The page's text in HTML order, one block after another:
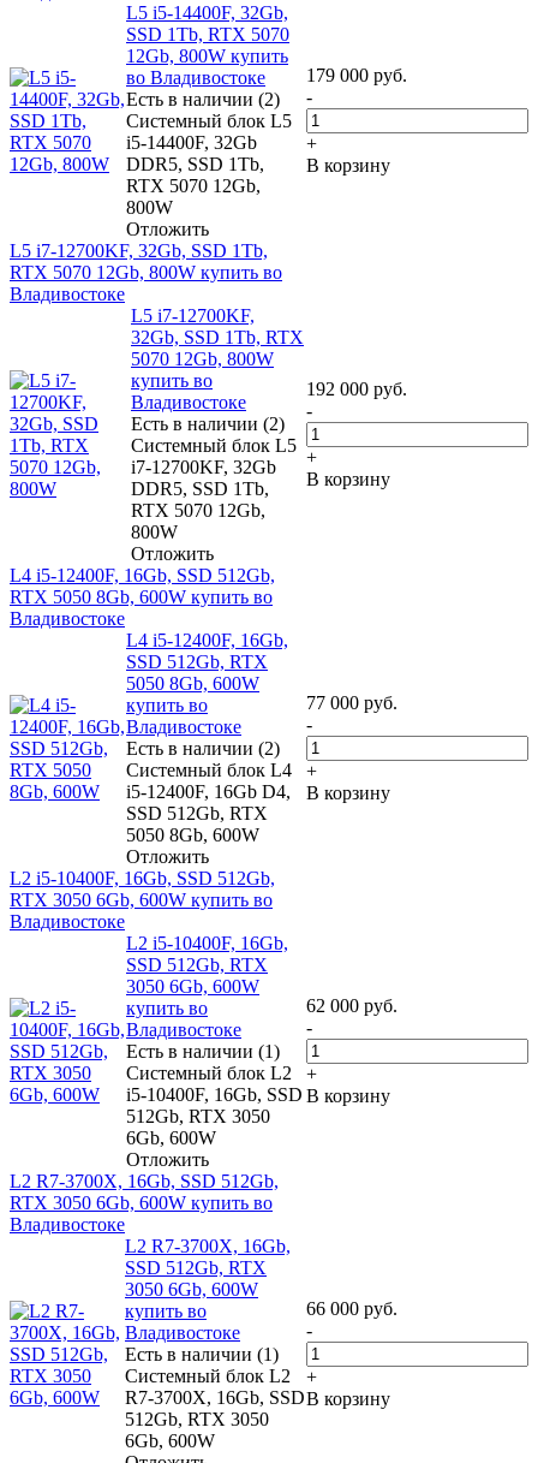
L5 i5-14400F, 32Gb,
SSD 1Tb, RTX 5070
12Gb, 800W купить
во Владивостоке
Есть в наличии (2)
Системный блок L5
i5-14400F, 32Gb
DDR5, SSD 1Tb,
RTX 5070 12Gb,
800W
Отложить
179 000 руб.
-
+
В корзину
L5 i7-12700KF, 32Gb, SSD 1Tb,
RTX 5070 12Gb, 800W купить во
Владивостоке
L5 i7-12700KF,
32Gb, SSD 1Tb, RTX
5070 12Gb, 800W
купить во
Владивостоке
Есть в наличии (2)
Системный блок L5
i7-12700KF, 32Gb
DDR5, SSD 1Tb,
RTX 5070 12Gb,
800W
Отложить
192 000 руб.
-
+
В корзину
L4 i5-12400F, 16Gb, SSD 512Gb,
RTX 5050 8Gb, 600W купить во
Владивостоке
L4 i5-12400F, 16Gb,
SSD 512Gb, RTX
5050 8Gb, 600W
купить во
Владивостоке
Есть в наличии (2)
Системный блок L4
i5-12400F, 16Gb D4,
SSD 512Gb, RTX
5050 8Gb, 600W
Отложить
77 000 руб.
-
+
В корзину
L2 i5-10400F, 16Gb, SSD 512Gb,
RTX 3050 6Gb, 600W купить во
Владивостоке
L2 i5-10400F, 16Gb,
SSD 512Gb, RTX
3050 6Gb, 600W
купить во
Владивостоке
Есть в наличии (1)
Системный блок L2
i5-10400F, 16Gb, SSD
512Gb, RTX 3050
6Gb, 600W
Отложить
62 000 руб.
-
+
В корзину
L2 R7-3700X, 16Gb, SSD 512Gb,
RTX 3050 6Gb, 600W купить во
Владивостоке
L2 R7-3700X, 16Gb,
SSD 512Gb, RTX
3050 6Gb, 600W
купить во
Владивостоке
Есть в наличии (1)
Системный блок L2
R7-3700X, 16Gb, SSD
512Gb, RTX 3050
6Gb, 600W
66 000 руб.
-
+
В корзину